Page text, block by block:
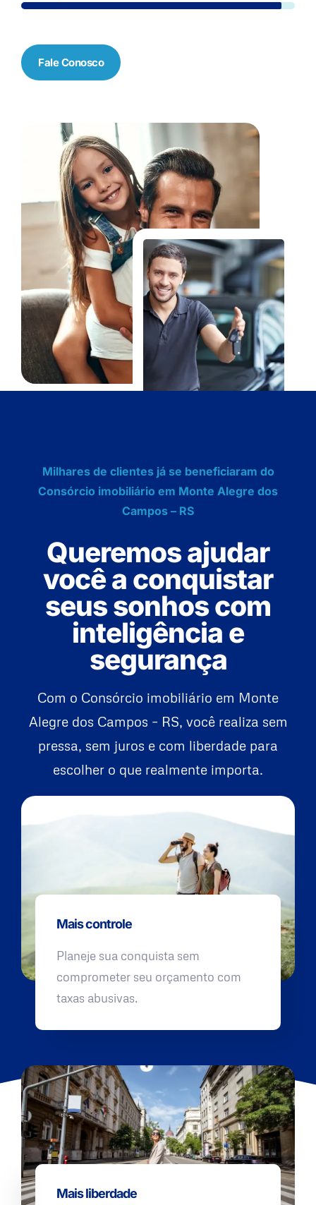
Fale Conosco
Milhares de clientes já se beneficiaram do
Consórcio imobiliário em Monte Alegre dos
Campos – RS
Queremos ajudar
você a conquistar
seus sonhos com
inteligência e
segurança
Com o Consórcio imobiliário em Monte
Alegre dos Campos – RS, você realiza sem
pressa, sem juros e com liberdade para
escolher o que realmente importa.
Mais controle
Planeje sua conquista sem
comprometer seu orçamento com
taxas abusivas.
Mais liberdade